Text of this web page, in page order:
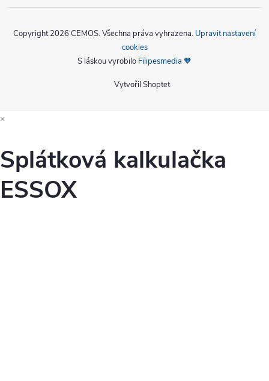
Vytvořil Shoptet
Copyright 2026 CEMOS. Všechna práva vyhrazena. Upravit nastavení
cookies
S láskou vyrobilo Filipesmedia 🧡
×
Splátková kalkulačka
ESSOX